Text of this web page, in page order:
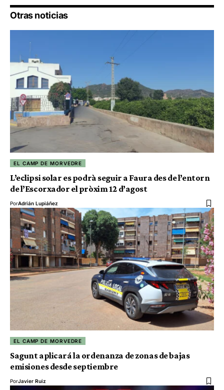
Otras noticias
EL CAMP DE MORVEDRE
L’eclipsi solar es podrà seguir a Faura des de l’entorn
de l’Escorxador el pròxim 12 d’agost
PorAdrián Lupiáñez
EL CAMP DE MORVEDRE
Sagunt aplicará la ordenanza de zonas de bajas
emisiones desde septiembre
PorJavier Ruiz